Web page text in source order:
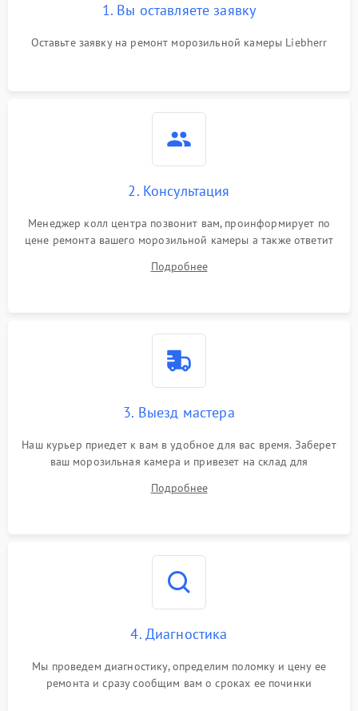
1. Вы оставляете заявку
Оставьте заявку на ремонт морозильной камеры Liebherr
2. Консультация
Менеджер колл центра позвонит вам, проинформирует по
цене ремонта вашего морозильной камеры а также ответит
Подробнее
3. Выезд мастера
Наш курьер приедет к вам в удобное для вас время. Заберет
ваш морозильная камера и привезет на склад для
Подробнее
4. Диагностика
Мы проведем диагностику, определим поломку и цену ее
ремонта и сразу сообщим вам о сроках ее починки